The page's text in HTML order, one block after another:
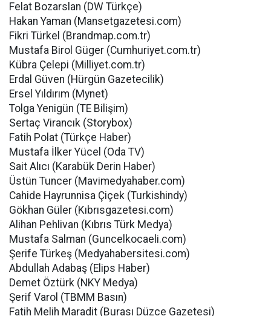
Felat Bozarslan (DW Türkçe)
Hakan Yaman (Mansetgazetesi.com)
Fikri Türkel (Brandmap.com.tr)
Mustafa Birol Güger (Cumhuriyet.com.tr)
Kübra Çelepi (Milliyet.com.tr)
Erdal Güven (Hürgün Gazetecilik)
Ersel Yıldırım (Mynet)
Tolga Yenigün (TE Bilişim)
Sertaç Virancık (Storybox)
Fatih Polat (Türkçe Haber)
Mustafa İlker Yücel (Oda TV)
Sait Alıcı (Karabük Derin Haber)
Üstün Tuncer (Mavimedyahaber.com)
Cahide Hayrunnisa Çiçek (Turkishindy)
Gökhan Güler (Kıbrısgazetesi.com)
Alihan Pehlivan (Kıbrıs Türk Medya)
Mustafa Salman (Guncelkocaeli.com)
Şerife Türkeş (Medyahabersitesi.com)
Abdullah Adabaş (Elips Haber)
Demet Öztürk (NKY Medya)
Şerif Varol (TBMM Basın)
Fatih Melih Maradit (Burası Düzce Gazetesi)